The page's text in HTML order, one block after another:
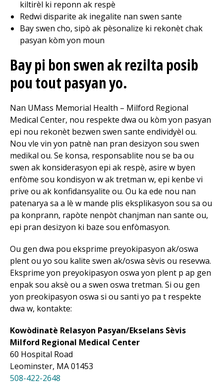
kiltirèl ki reponn ak respè
Redwi disparite ak inegalite nan swen sante
Bay swen cho, sipò ak pèsonalize ki rekonèt chak
pasyan kòm yon moun
Bay pi bon swen ak rezilta posib
pou tout pasyan yo.
Nan UMass Memorial Health – Milford Regional
Medical Center, nou respekte dwa ou kòm yon pasyan
epi nou rekonèt bezwen swen sante endividyèl ou.
Nou vle vin yon patnè nan pran desizyon sou swen
medikal ou. Se konsa, responsablite nou se ba ou
swen ak konsiderasyon epi ak respè, asire w byen
enfòme sou kondisyon w ak tretman w, epi kenbe vi
prive ou ak konfidansyalite ou. Ou ka ede nou nan
patenarya sa a lè w mande plis eksplikasyon sou sa ou
pa konprann, rapòte nenpòt chanjman nan sante ou,
epi pran desizyon ki baze sou enfòmasyon.
Ou gen dwa pou eksprime preyokipasyon ak/oswa
plent ou yo sou kalite swen ak/oswa sèvis ou resevwa.
Eksprime yon preyokipasyon oswa yon plent p ap gen
enpak sou aksè ou a swen oswa tretman. Si ou gen
yon preokipasyon oswa si ou santi yo pa t respekte
dwa w, kontakte:
Kowòdinatè Relasyon Pasyan/Ekselans Sèvis
Milford Regional Medical Center
60 Hospital Road
Leominster, MA 01453
508-422-2648